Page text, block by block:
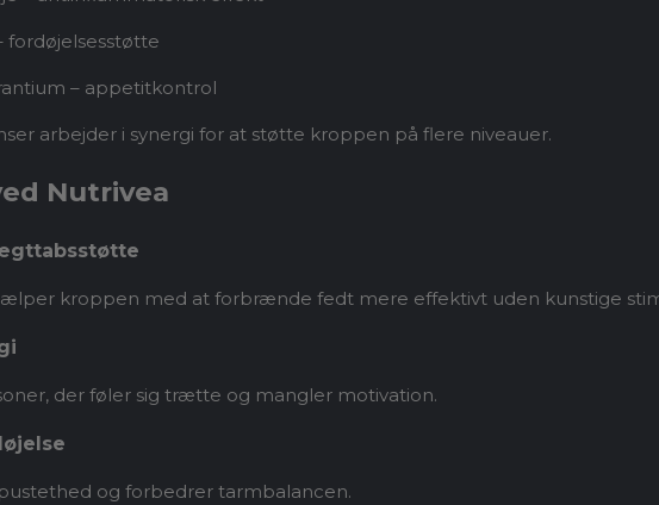
fordøjelsesstøtte
– appetitkontrol
arbejder i synergi for at støtte kroppen på flere niveauer.
Nutrivea
kroppen med at forbrænde fedt mere effektivt uden kunstige
der føler sig trætte og mangler motivation.
og forbedrer tarmbalancen.